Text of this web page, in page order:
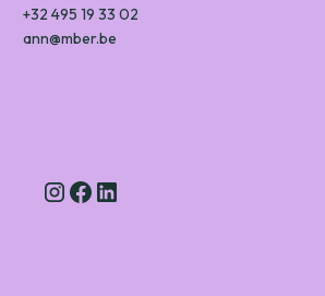
+32 495 19 33 02
ann@mber.be